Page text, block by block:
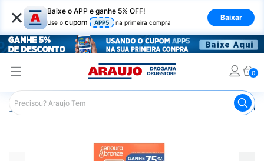
× Baixe o APP e ganhe 5% OFF!
Use o cupom APP5 na primeira compra
Baixar
0
Araujo Beleza e Cuidados